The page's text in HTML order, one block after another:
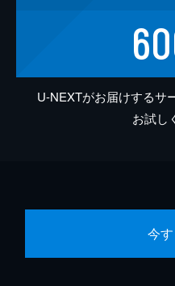
U-NEXTがお届けするサ
お試し
今